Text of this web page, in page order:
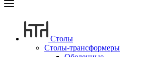
Столы
Столы-трансформеры